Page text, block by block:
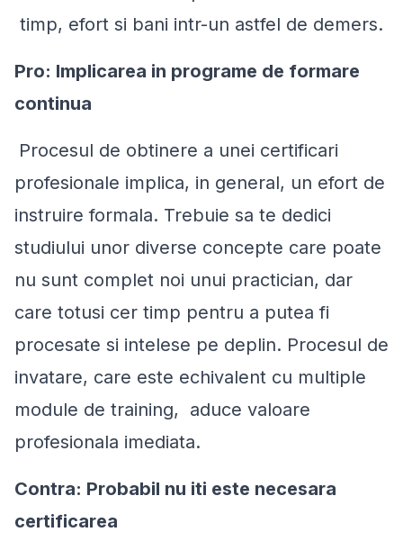
timp, efort si bani intr-un astfel de demers.
Pro: Implicarea in programe de formare
continua
Procesul de obtinere a unei certificari
profesionale implica, in general, un efort de
instruire formala. Trebuie sa te dedici
studiului unor diverse concepte care poate
nu sunt complet noi unui practician, dar
care totusi cer timp pentru a putea fi
procesate si intelese pe deplin. Procesul de
invatare, care este echivalent cu multiple
module de training, aduce valoare
profesionala imediata.
Contra: Probabil nu iti este necesara
certificarea